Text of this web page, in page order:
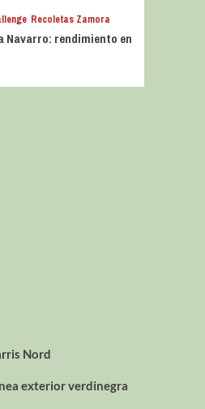
Recoletas Zamora
Navarro: rendimiento en
Nord
exterior verdinegra